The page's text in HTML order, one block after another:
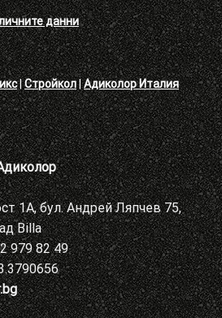
Варна
данни
|Стройкол|Адиколор Италия
1А, бул. Андрей Ляпчев 75,
Billa
979 82 49